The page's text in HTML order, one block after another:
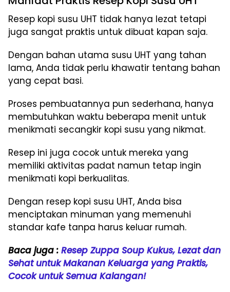
Resep kopi susu UHT tidak hanya lezat tetapi
juga sangat praktis untuk dibuat kapan saja.
Dengan bahan utama susu UHT yang tahan
lama, Anda tidak perlu khawatir tentang bahan
yang cepat basi.
Proses pembuatannya pun sederhana, hanya
membutuhkan waktu beberapa menit untuk
menikmati secangkir kopi susu yang nikmat.
Resep ini juga cocok untuk mereka yang
memiliki aktivitas padat namun tetap ingin
menikmati kopi berkualitas.
Dengan resep kopi susu UHT, Anda bisa
menciptakan minuman yang memenuhi
standar kafe tanpa harus keluar rumah.
Baca juga : Resep Zuppa Soup Kukus, Lezat dan
Sehat untuk Makanan Keluarga yang Praktis,
Cocok untuk Semua Kalangan!